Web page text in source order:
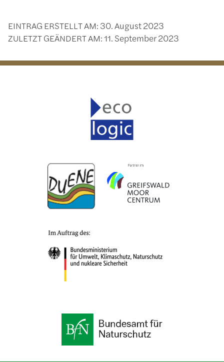
EINTRAG ERSTELLT AM: 30. August 2023
ZULETZT GEÄNDERT AM:11. September 2023